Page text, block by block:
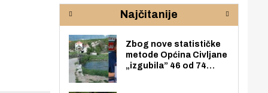
rijeke Krke
Najčitanije
Zbog nove statističke
metode Općina Civljane
„izgubila” 46 od 74